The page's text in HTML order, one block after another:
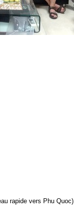
rapide vers Phu Quoc).